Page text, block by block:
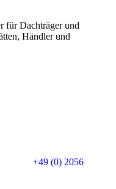
für Dachträger und
Händler und
+49 (0) 2056